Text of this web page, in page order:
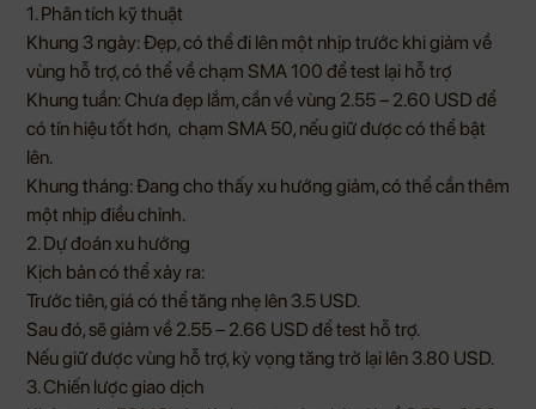
1. Phân tích kỹ thuật
Khung 3 ngày: Đẹp, có thể đi lên một nhịp trước khi giảm về
vùng hỗ trợ, có thể về chạm SMA 100 để test lại hỗ trợ
Khung tuần: Chưa đẹp lắm, cần về vùng 2.55 – 2.60 USD để
có tín hiệu tốt hơn, chạm SMA 50, nếu giữ được có thể bật
lên.
Khung tháng: Đang cho thấy xu hướng giảm, có thể cần thêm
một nhịp điều chỉnh.
2. Dự đoán xu hướng
Kịch bản có thể xảy ra:
Trước tiên, giá có thể tăng nhẹ lên 3.5 USD.
Sau đó, sẽ giảm về 2.55 – 2.66 USD để test hỗ trợ.
Nếu giữ được vùng hỗ trợ, kỳ vọng tăng trở lại lên 3.80 USD.
3. Chiến lược giao dịch